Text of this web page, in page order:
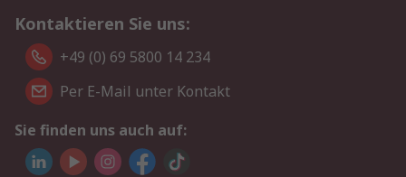
Kontaktieren Sie uns:
+49 (0) 69 5800 14 234
Per E-Mail unter Kontakt
Sie finden uns auch auf: